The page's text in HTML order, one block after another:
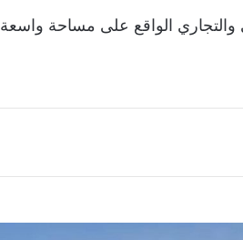
الواقع على مساحة واسعة